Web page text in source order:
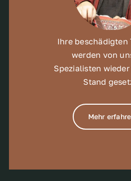
Ihre beschädigten
werden von
Spezialisten
Stand
Mehr